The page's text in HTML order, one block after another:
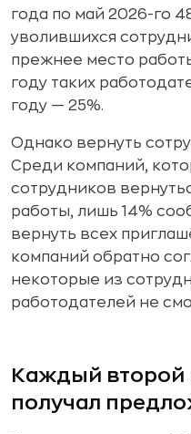
года по май 2026-го
уволившихся
прежнее место
году таких
году — 25%.
Однако вернуть
Среди компаний,
сотрудников
работы, лишь 14%
вернуть всех
компаний обратно
некоторые из
работодателей не
Каждый второй
получал